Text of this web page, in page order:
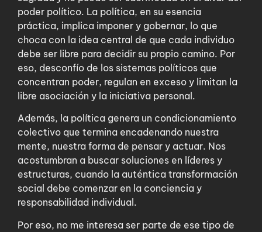
poder político. La política, en su esencia
práctica, implica imponer y gobernar, lo que
choca con la idea central de que cada individuo
debe ser libre para decidir su propio camino. Por
eso, desconfío de los sistemas políticos que
concentran poder, regulan en exceso y limitan la
libre asociación y la iniciativa personal.
Además, la política genera un condicionamiento
colectivo que termina encadenando nuestra
mente, nuestra forma de pensar y actuar. Nos
acostumbran a buscar soluciones en líderes y
estructuras, cuando la auténtica transformación
social debe comenzar en la conciencia y
responsabilidad individual.
Por eso, no me interesa ser parte de ese tipo de